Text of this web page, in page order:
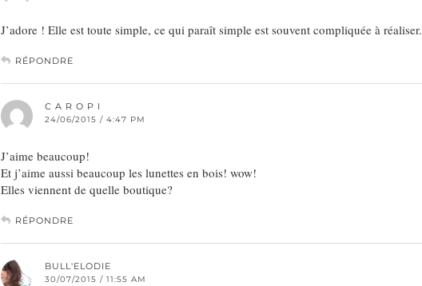
J’adore ! Elle est toute simple, ce qui paraît simple est souvent compliquée à réaliser.
RÉPONDRE
C A R O P I
24/06/2015 / 4:47 PM
J’aime beaucoup!
Et j’aime aussi beaucoup les lunettes en bois! wow!
Elles viennent de quelle boutique?
RÉPONDRE
BULL'ELODIE
30/07/2015 / 11:55 AM